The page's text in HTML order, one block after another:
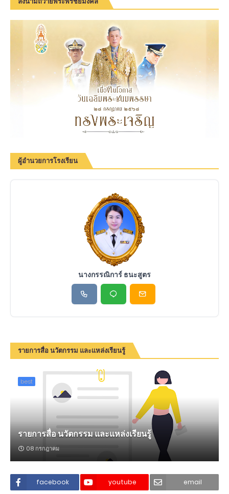
ผู้อำนวยการโรงเรียน
นางกรรณิการ์ ธนะสูตร
รายการสื่อ นวัตกรรม และแหล่งเรียนรู้
best
รายการสื่อ นวัตกรรม และแหล่งเรียนรู้
08 กรกฎาคม
facebook youtube email